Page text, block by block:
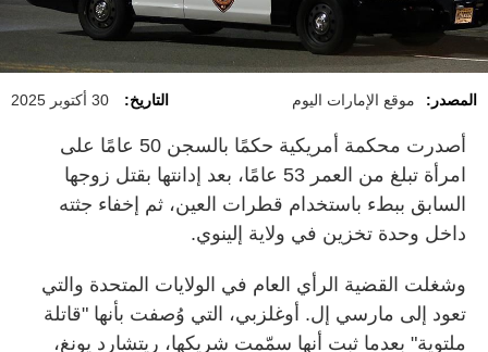
المصدر: موقع الإمارات اليوم التاريخ: 30 أكتوبر 2025
أصدرت محكمة أمريكية حكمًا بالسجن 50 عامًا على
امرأة تبلغ من العمر 53 عامًا، بعد إدانتها بقتل زوجها
السابق ببطء باستخدام قطرات العين، ثم إخفاء جثته
داخل وحدة تخزين في ولاية إلينوي.
وشغلت القضية الرأي العام في الولايات المتحدة والتي
تعود إلى مارسي إل. أوغلزبي، التي وُصفت بأنها "قاتلة
ملتوية" بعدما ثبت أنها سمّمت شريكها، ريتشارد يونغ،